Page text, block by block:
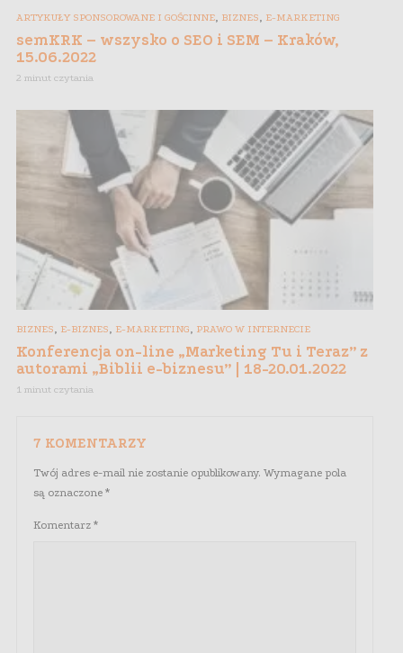
ARTYKUŁY SPONSOROWANE I GOŚCINNE BIZNES E-MARKETING
semKRK – wszysko o SEO i SEM – Kraków,
15.06.2022
2 minut czytania
BIZNES, E-BIZNES, E-MARKETING, PRAWO W INTERNECIE
Konferencja on-line „Marketing Tu i Teraz” z
autorami „Biblii e-biznesu” | 18-20.01.2022
1 minut czytania
7 KOMENTARZY
Twój adres e-mail nie zostanie opublikowany. Wymagane pola
są oznaczone *
Komentarz *